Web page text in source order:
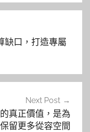
缺口，打造專屬
Next Post
真正價值，是為
留更多從容空間